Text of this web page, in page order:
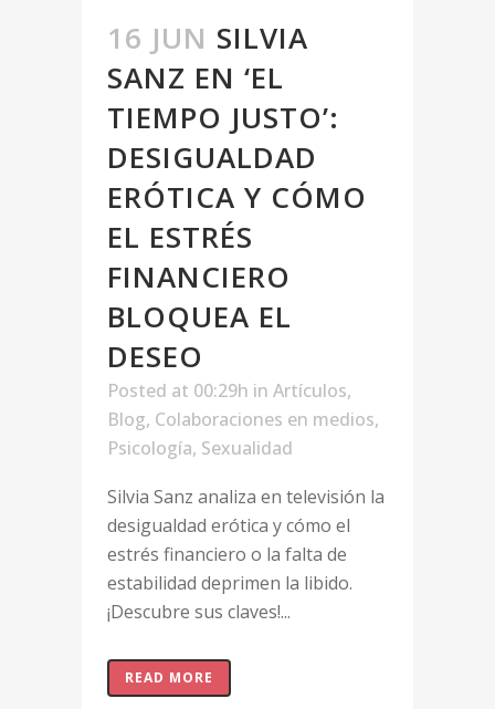
16 JUN SILVIA
SANZ EN ‘EL
TIEMPO JUSTO’:
DESIGUALDAD
ERÓTICA Y CÓMO
EL ESTRÉS
FINANCIERO
BLOQUEA EL
DESEO
Posted at 00:29h in Artículos,
Blog, Colaboraciones en medios,
Psicología, Sexualidad
Silvia Sanz analiza en televisión la
desigualdad erótica y cómo el
estrés financiero o la falta de
estabilidad deprimen la libido.
¡Descubre sus claves!...
READ MORE